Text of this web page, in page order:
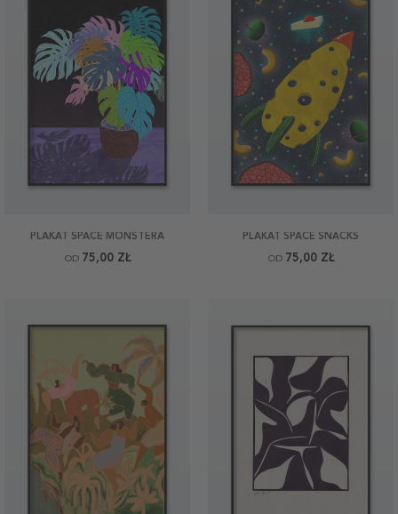
PLAKAT SPACE MONSTERA
OD 75,00 ZŁ
PLAKAT SPACE SNACKS
OD 75,00 ZŁ